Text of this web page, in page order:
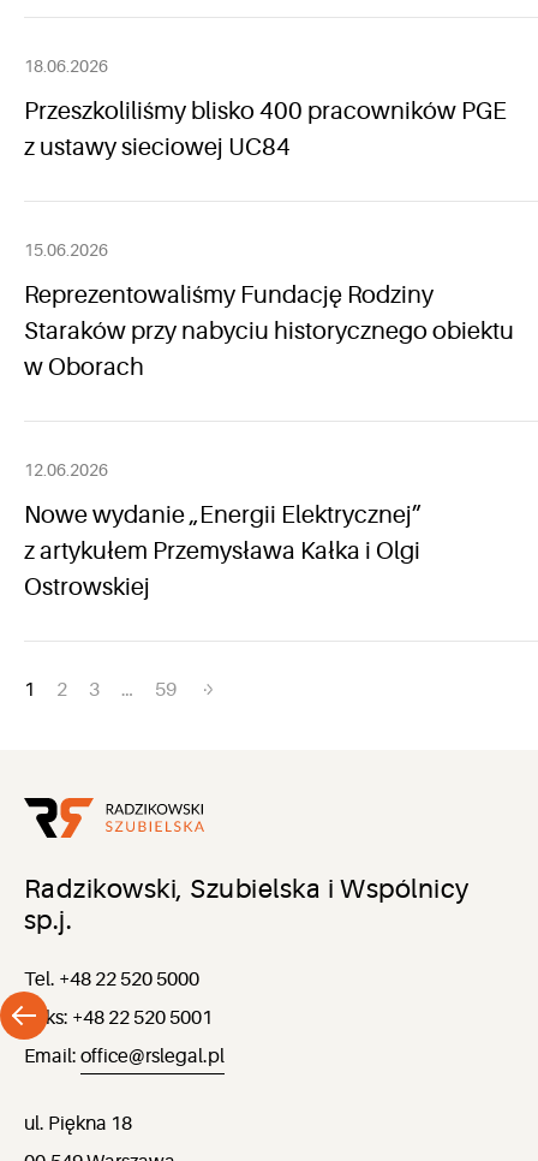
18.06.2026
Przeszkoliliśmy blisko 400 pracowników PGE
z ustawy sieciowej UC84
15.06.2026
Reprezentowaliśmy Fundację Rodziny
Staraków przy nabyciu historycznego obiektu
w Oborach
12.06.2026
Nowe wydanie „Energii Elektrycznej”
z artykułem Przemysława Kałka i Olgi
Ostrowskiej
Nawigacja
1 2 3 … 59
Radzikowski, Szubielska i Wspólnicy
sp.j.
Tel. +48 22 520 5000
Faks: +48 22 520 5001
Email: office@rslegal.pl
ul. Piękna 18